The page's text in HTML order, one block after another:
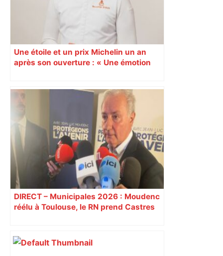
Une étoile et un prix Michelin un an
après son ouverture : « Une émotion
DIRECT – Municipales 2026 : Moudenc
réélu à Toulouse, le RN prend Castres